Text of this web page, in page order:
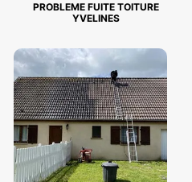
PROBLEME FUITE TOITURE
YVELINES